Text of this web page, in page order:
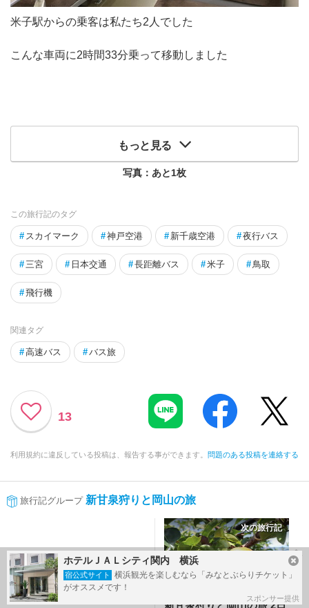
米子駅からの乗客は私たち2人でした
こんな車両に2時間33分乗って移動しました
もっと見る
写真：あと1枚
この旅行記のタグ
# スカイマーク #神戸空港 # 新千歳空港 #夜行バス
# 三宮 # 日本交通 #長距離バス #米子 # 鳥取
#飛行機
関連タグ
#高速バス #バス旅
13
利用規約に違反している投稿は、報告する事ができます。 問題のある投稿を連絡する
旅行記グループ 新甘泉狩りと岡山の旅
次の旅行記
新甘泉狩りと岡山の旅 2日
ホテルＪＡＬシティ関内 横浜
宿公式サイト
横浜観光を楽しむなら「みなとぶらりチケット」
がオススメです！
スポンサー提供